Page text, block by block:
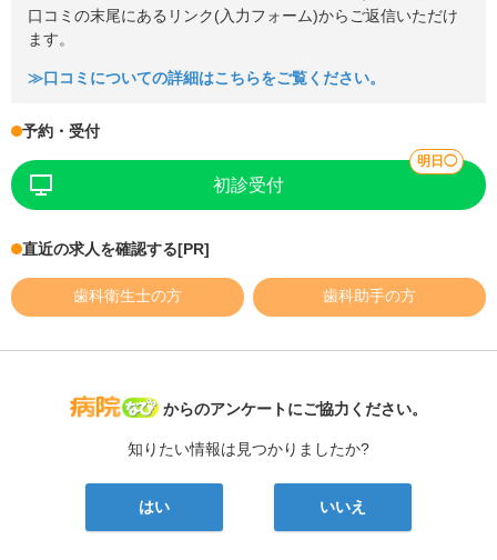
口コミの末尾にあるリンク(入力フォーム)からご返信いただけ
ます。
≫口コミについての詳細はこちらをご覧ください。
予約・受付
初診受付
明日◯
直近の求人を確認する[PR]
歯科衛生士の方 歯科助手の方
病院なび
からのアンケートにご協力ください。
知りたい情報は見つかりましたか?
はい いいえ